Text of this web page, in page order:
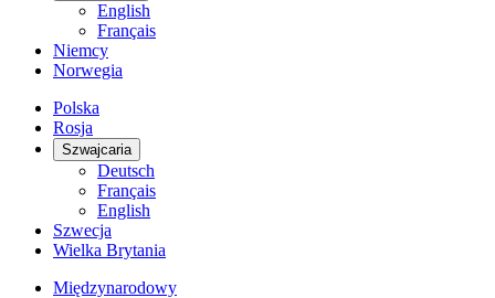
English
Français
Niemcy
Norwegia
Polska
Rosja
Szwajcaria
Deutsch
Français
English
Szwecja
Wielka Brytania
Międzynarodowy